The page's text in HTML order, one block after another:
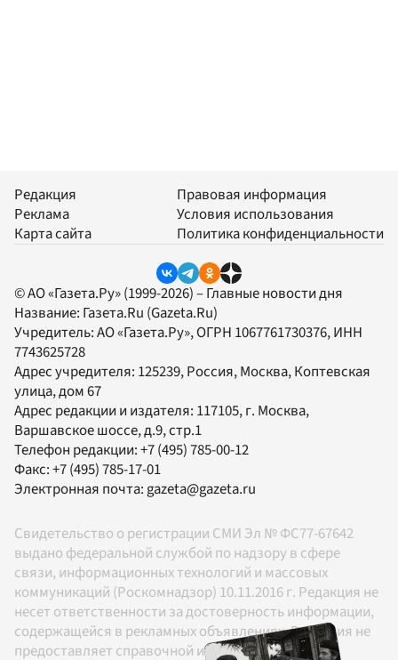
Редакция
Реклама
Карта сайта
Правовая информация
Условия использования
Политика конфиденциальности
© АО «Газета.Ру» (1999-2026) – Главные новости дня
Название: Газета.Ru (Gazeta.Ru)
Учредитель:АО «Газета.Ру», ОГРН 1067761730376, ИНН
7743625728
Адрес учредителя: 125239, Россия, Москва, Коптевская
улица, дом 67
Адрес редакции и издателя: 117105, г. Москва,
Варшавское шоссе, д.9, стр.1
Телефон редакции:+7 (495) 785-00-12
Факс:+7 (495) 785-17-01
Электронная почта: gazeta@gazeta.ru
Свидетельство о регистрации СМИ Эл № ФС77-67642
выдано федеральной службой по надзору в сфере
связи, информационных технологий и массовых
коммуникаций (Роскомнадзор) 10.11.2016 г. Редакция не
несет ответственности за достоверность информации,
содержащейся в рекламных объявлениях. Редакция не
предоставляет справочной информации.